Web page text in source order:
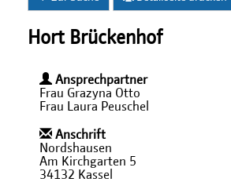
Hort Brückenhof
Ansprechpartner
Frau Grazyna Otto
Frau Laura Peuschel
Anschrift
Nordshausen
Am Kirchgarten 5
34132 Kassel